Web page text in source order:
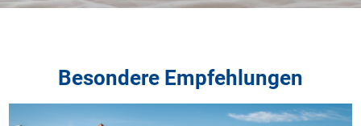
Besondere Empfehlungen